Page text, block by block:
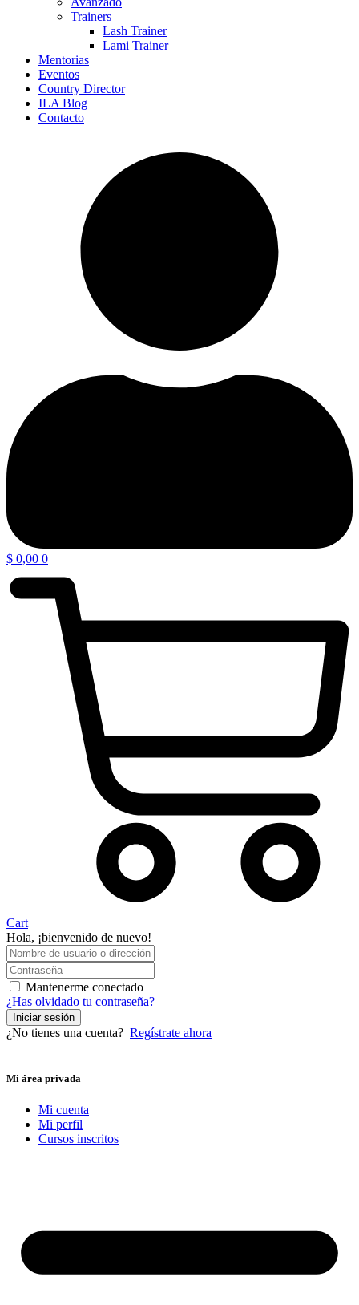
Trainers
Lash Trainer
Lami Trainer
Mentorias
Eventos
Country Director
ILA Blog
Contacto
$ 0,00 0
Cart
Hola, ¡bienvenido de nuevo!
Mantenerme conectado
¿Has olvidado tu contraseña?
Iniciar sesión
¿No tienes una cuenta? Regístrate ahora
Mi área privada
Mi cuenta
Mi perfil
Cursos inscritos